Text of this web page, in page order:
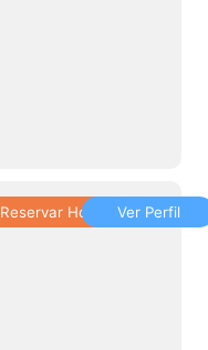
Reservar Hora Ver Perfil